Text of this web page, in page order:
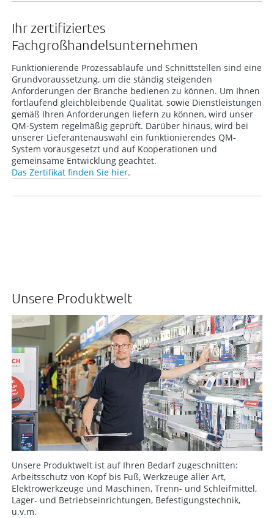
Ihr zertifiziertes
Fachgroßhandelsunternehmen
Funktionierende Prozessabläufe und Schnittstellen sind eine
Grundvoraussetzung, um die ständig steigenden
Anforderungen der Branche bedienen zu können. Um Ihnen
fortlaufend gleichbleibende Qualität, sowie Dienstleistungen
gemäß Ihren Anforderungen liefern zu können, wird unser
QM-System regelmäßig geprüft. Darüber hinaus, wird bei
unserer Lieferantenauswahl ein funktionierendes QM-
System vorausgesetzt und auf Kooperationen und
gemeinsame Entwicklung geachtet.
Das Zertifikat finden Sie hier.
Unsere Produktwelt
Unsere Produktwelt ist auf Ihren Bedarf zugeschnitten:
Arbeitsschutz von Kopf bis Fuß, Werkzeuge aller Art,
Elektrowerkzeuge und Maschinen, Trenn- und Schleifmittel,
Lager- und Betriebseinrichtungen, Befestigungstechnik,
u.v.m.